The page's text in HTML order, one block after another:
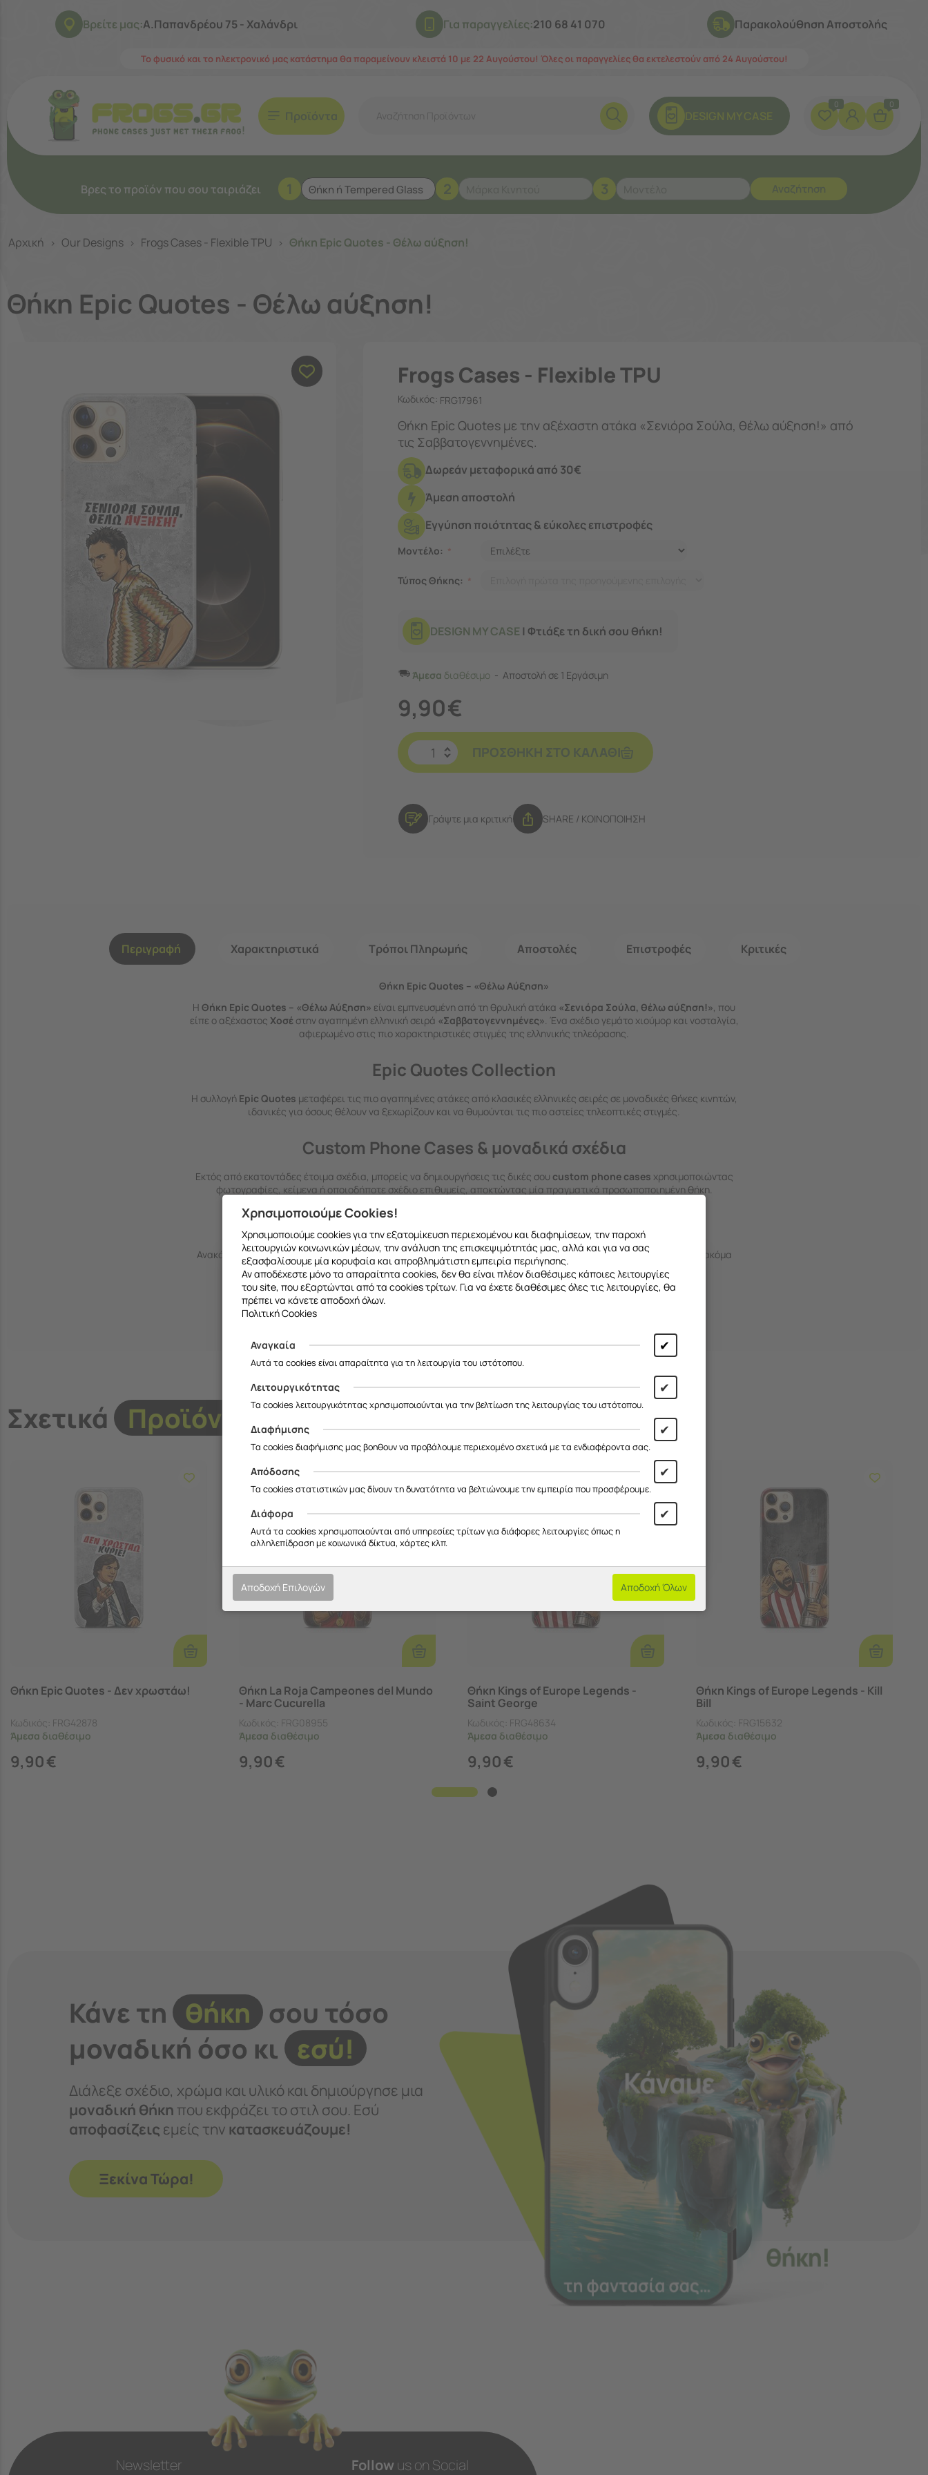
Βρείτε μας:Α.Παπανδρέου 75 - Χαλάνδρι Για παραγγελίες:210 68 41 070 Παρακολούθηση Αποστολής
Το φυσικό και το ηλεκτρονικό μας κατάστημα θα παραμείνουν κλειστά 10 με 22 Αυγούστου! Όλες οι παραγγελίες θα εκτελεστούν από 24 Αυγούστου!
Προϊόντα DESIGN ΜY CASE
0 0
Βρες το προϊόν που σου ταιριάζει 1 2 3 Αναζήτηση
Αρχική > Our Designs > Frogs Cases - Flexible TPU > Θήκη Epic Quotes - Θέλω αύξηση!
Θήκη Epic Quotes - Θέλω αύξηση!
Frogs Cases - Flexible TPU
Κωδικός: FRG17961
Θήκη Epic Quotes με την αξέχαστη ατάκα «Σενιόρα Σούλα, θέλω αύξηση!» από
τις Σαββατογεννημένες.
Δωρεάν μεταφορικά από 30€
Άμεση αποστολή
Εγγύηση ποιότητας & εύκολες επιστροφές
Μοντέλο:
Τύπος Θήκης:
DESIGN MY CASE | Φτιάξε τη δική σου θήκη!
Άμεσα διαθέσιμο Αποστολή σε 1 Εργάσιμη
9,90€
ΠΡΟΣΘΉΚΗ ΣΤΟ ΚΑΛΆΘΙ
Γράψτε μια κριτική SHARE / ΚΟΙΝΟΠΟΙΗΣΗ
Περιγραφή Χαρακτηριστικά Τρόποι Πληρωμής Αποστολές Επιστροφές Κριτικές
Θήκη Epic Quotes – «Θέλω Αύξηση»
Η Θήκη Epic Quotes – «Θέλω Αύξηση» είναι εμπνευσμένη από τη θρυλική ατάκα «Σενιόρα Σούλα, θέλω αύξηση!», που
είπε ο αξέχαστος Χοσέστην αγαπημένη ελληνική σειρά «Σαββατογεννημένες». Ένα σχέδιο γεμάτο χιούμορ και νοσταλγία,
αφιερωμένο στις πιο χαρακτηριστικές στιγμές της ελληνικής τηλεόρασης.
Epic Quotes Collection
Η συλλογή Epic Quotes μεταφέρει τις πιο αγαπημένες ατάκες από κλασικές ελληνικές σειρές σε μοναδικές θήκες κινητών,
ιδανικές για όσους θέλουν να ξεχωρίζουν και να θυμούνται τις πιο αστείες τηλεοπτικές στιγμές.
Custom Phone Cases & μοναδικά σχέδια
Εκτός από εκατοντάδες έτοιμα σχέδια, μπορείς να δημιουργήσεις τις δικές σου custom phone cases χρησιμοποιώντας
φωτογραφίες, κείμενα ή οποιοδήποτε σχέδιο επιθυμείς, αποκτώντας μία πραγματικά προσωποποιημένη θήκη.
Επισκέψου το κατάστημά μας
Ανακάλυψε όλη τη συλλογή μας στο φυσικό κατάστημαFrogs,Ανδρέα Παπανδρέου 75, Χαλάνδρι , όπου θα βρεις ακόμα
περισσότερα σχέδια και λύσεις για το κινητό σου.
Σχετικά Προϊόντα
Επιλογές
Θήκη Epic Quotes - Δεν χρωστάω!
Κωδικός: FRG42878
Άμεσα διαθέσιμο
9,90€
Επιλογές
Θήκη La Roja Campeones del Mundo
- Marc Cucurella
Κωδικός: FRG08955
Άμεσα διαθέσιμο
9,90€
Επιλογές
Θήκη Kings of Europe Legends -
Saint George
Κωδικός: FRG48634
Άμεσα διαθέσιμο
9,90€
Επιλογές
Θήκη Kings of Europe Legends - Kill
Bill
Κωδικός: FRG15632
Άμεσα διαθέσιμο
9,90€
Κάνε τη θήκη σου τόσο
μοναδική όσο κι εσύ!
Διάλεξε σχέδιο, χρώμα και υλικό και δημιούργησε μια
μοναδική θήκη που εκφράζει το στιλ σου. Εσύ
αποφασίζεις εμείς την κατασκευάζουμε!
Ξεκίνα Τώρα!
Newsletter Follow us on Social
Χρησιμοποιούμε Cookies!
Χρησιμοποιούμε cookies για την εξατομίκευση περιεχομένου και διαφημίσεων, την παροχή
λειτουργιών κοινωνικών μέσων, την ανάλυση της επισκεψιμότητάς μας, αλλά και για να σας
εξασφαλίσουμε μία κορυφαία και απροβλημάτιστη εμπειρία περιήγησης.
Αν αποδέχεστε μόνο τα απαραίτητα cookies, δεν θα είναι πλέον διαθέσιμες κάποιες λειτουργίες
του site, που εξαρτώνται από τα cookies τρίτων. Για να έχετε διαθέσιμες όλες τις λειτουργίες, θα
πρέπει να κάνετε αποδοχή όλων.
Πολιτική Cookies
Αναγκαία ✔
Αυτά τα cookies είναι απαραίτητα για τη λειτουργία του ιστότοπου.
Λειτουργικότητας ✔
Τα cookies λειτουργικότητας χρησιμοποιούνται για την βελτίωση της λειτουργίας του ιστότοπου.
Διαφήμισης ✔
Τα cookies διαφήμισης μας βοηθουν να προβάλουμε περιεχομένο σχετικά με τα ενδιαφέροντα σας.
Απόδοσης ✔
Τα cookies στατιστικών μας δίνουν τη δυνατότητα να βελτιώνουμε την εμπειρία που προσφέρουμε.
Διάφορα ✔
Αυτά τα cookies χρησιμοποιούνται από υπηρεσίες τρίτων για διάφορες λειτουργίες όπως η
αλληλεπίδραση με κοινωνικά δίκτυα, χάρτες κλπ.
Αποδοχή Επιλογών Αποδοχή Όλων